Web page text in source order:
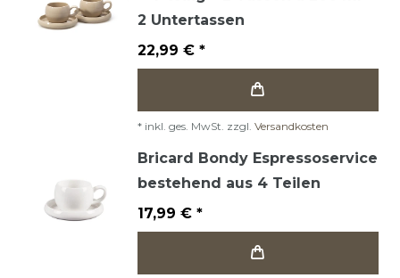
2 Untertassen
22,99 € *
* inkl. ges. MwSt. zzgl. Versandkosten
Bricard Bondy Espressoservice
bestehend aus 4 Teilen
17,99 € *